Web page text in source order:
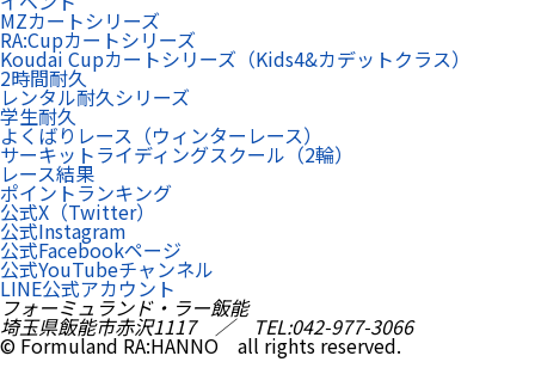
MZカートシリーズ
RA:Cupカートシリーズ
Koudai Cupカートシリーズ（Kids4&カデットクラス）
2時間耐久
レンタル耐久シリーズ
学生耐久
よくばりレース（ウィンターレース）
サーキットライディングスクール（2輪）
レース結果
ポイントランキング
公式X（Twitter）
公式Instagram
公式Facebookページ
公式YouTubeチャンネル
LINE公式アカウント
フォーミュランド・ラー飯能
埼玉県飯能市赤沢1117 ／ TEL:042-977-3066
© Formuland RA:HANNO all rights reserved.